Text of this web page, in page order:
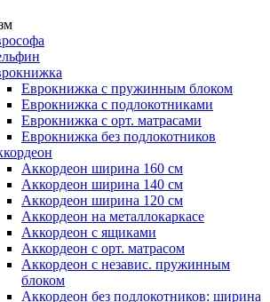
Еврокнижка с пружинным блоком
Еврокнижка с подлокотниками
Еврокнижка с орт. матрасами
Еврокнижка без подлокотников
Аккордеон ширина 160 см
Аккордеон ширина 140 см
Аккордеон ширина 120 см
Аккордеон на металлокаркасе
Аккордеон c ящиками
Аккордеон c орт. матрасом
Аккордеон c независ. пружинным
блоком
Аккордеон без подлокотников: ширина